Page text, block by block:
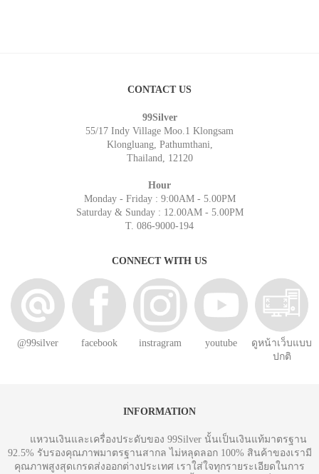
CONTACT US
99Silver
55/17 Indy Village Moo.1 Klongsam
Klongluang, Pathumthani,
Thailand, 12120
Hour
Monday - Friday : 9:00AM - 5.00PM
Saturday & Sunday : 12.00AM - 5.00PM
T. 086-9000-194
CONNECT WITH US
@99silver facebook instragram youtube
ดูหน้าเว็บแบบ
ปกติ
INFORMATION
แหวนเงินและเครื่องประดับของ 99Silver นั้นเป็นเงินแท้มาตรฐาน
92.5% รับรองคุณภาพมาตรฐานสากล ไม่หลุดลอก 100% สินค้าของเรามี
คุณภาพสูงสุดเกรดส่งออกต่างประเทศ เราใส่ใจทุกรายระเอียดในการ